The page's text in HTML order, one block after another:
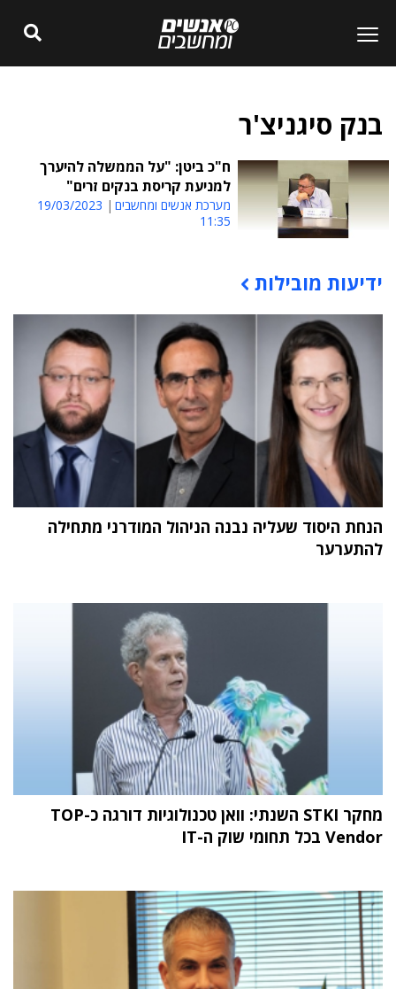
בנק סיגניצ'ר
ח"כ ביטן: "על הממשלה להיערך
למניעת קריסת בנקים זרים"
מערכת אנשים ומחשבים
19/03/2023
11:35
תוכן פרסומי
ידיעות מובילות
הנחת היסוד שעליה נבנה הניהול המודרני מתחילה
להתערער
מחקר STKI השנתי: וואן טכנולוגיות דורגה כ-TOP
Vendor בכל תחומי שוק ה-IT